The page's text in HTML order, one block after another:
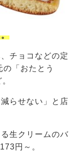
チョコなどの定
「おたとう
らせない」と店
生クリームのバ
円～。